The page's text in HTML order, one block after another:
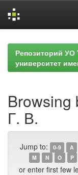
navigationРепозиторий УО
университет
Browsing
Г. В.
Jump to: 0-9 A
M
N O P
or enter first few